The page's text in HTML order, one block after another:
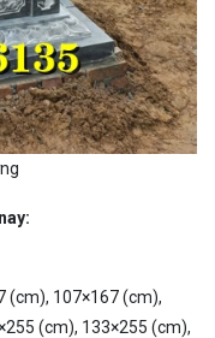
(cm), 107×167 (cm),
(cm), 133×255 (cm),